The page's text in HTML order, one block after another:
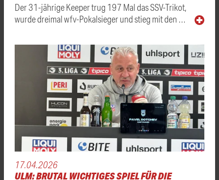
Der 31-jährige Keeper trug 197 Mal das SSV-Trikot,
wurde dreimal wfv-Pokalsieger und stieg mit den …
17.04.2026
ULM: BRUTAL WICHTIGES SPIEL FÜR DIE